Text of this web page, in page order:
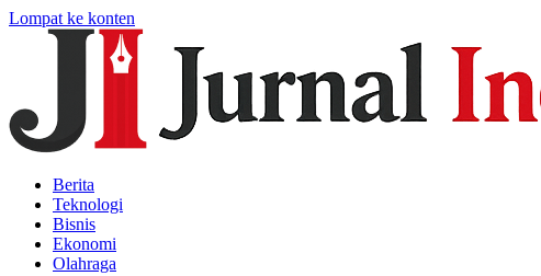
Lompat ke konten
Berita
Teknologi
Bisnis
Ekonomi
Olahraga